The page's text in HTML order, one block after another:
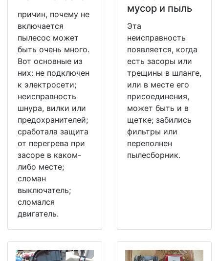
причин, почему не
включается
пылесос может
быть очень много.
Вот основные из
них: не подключен
к электросети;
неисправность
шнура, вилки или
предохранителей;
сработала защита
от перегрева при
засоре в каком-
либо месте;
сломан
выключатель;
сломался
двигатель.
мусор и пыль
Эта
неисправность
появляется, когда
есть засоры или
трещины в шланге,
или в месте его
присоединения,
может быть и в
щетке; забились
фильтры или
переполнен
пылесборник.